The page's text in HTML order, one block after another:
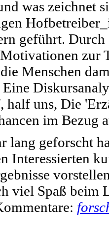
was zeichnet
geführt.
zur
Menschen
half uns, Die
im Bezug
lang geforscht
Interessierten
viel Spaß beim